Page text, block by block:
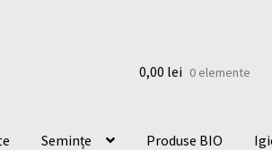
0,00 lei 0 elemente
Semințe Produse BIO